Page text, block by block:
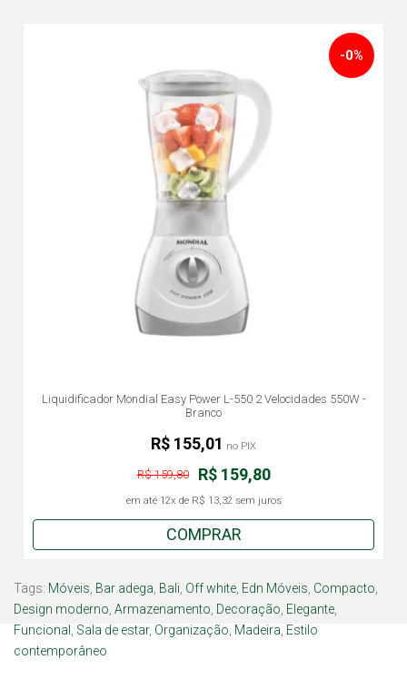
Liquidificador Mondial Easy Power L-550 2 Velocidades 550W -
Branco
-0%
R$ 159,80
R$ 159,80
em até 12x de R$ 13,32sem juros
R$ 155,01 no PIX
COMPRAR
Tags: Móveis Bar adega Bali Off white Edn Móveis Compacto
Design moderno Armazenamento Decoração Elegante
Funcional
Sala de estar, Organização Madeira Estilo
contemporâneo